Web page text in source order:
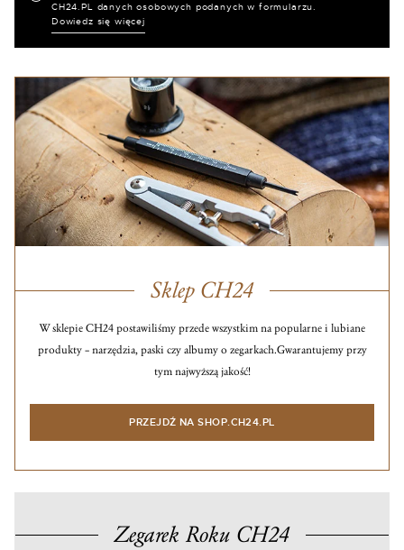
CH24.PL danych osobowych podanych w formularzu.
Dowiedz się więcej
Sklep CH24
W sklepie CH24 postawiliśmy przede wszystkim na popularne i lubiane
produkty – narzędzia, paski czy albumy o zegarkach.Gwarantujemy przy
tym najwyższą jakość!
PRZEJDŹ NA SHOP.CH24.PL
Zegarek Roku CH24